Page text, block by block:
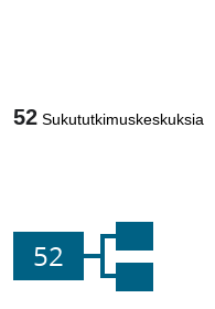
52 Sukututkimuskeskuksia
52